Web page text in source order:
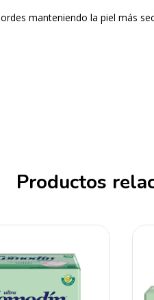
manteniendo la piel más
Productos